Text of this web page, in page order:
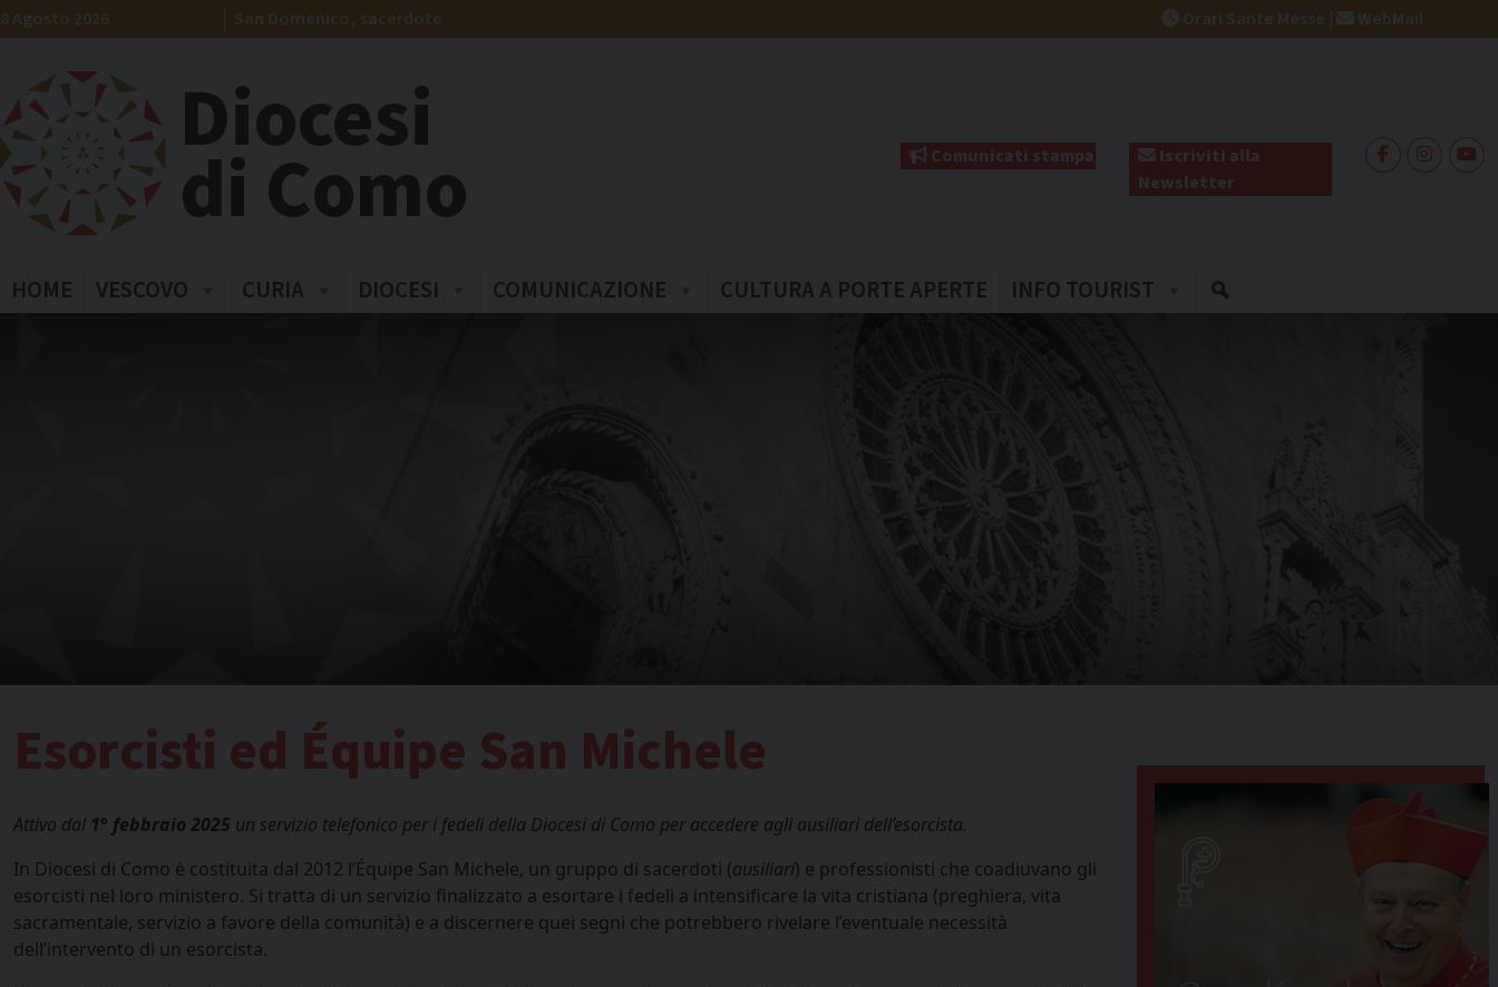
Skip
to
8 Agosto 2026 San Domenico, sacerdote Orari Sante Messe | WebMail
Diocesi
di Como Comunicati stampa
Iscriviti alla
Newsletter
HOME VESCOVO CURIA DIOCESI COMUNICAZIONE CULTURA A PORTE APERTE INFO TOURIST
Esorcisti ed Équipe San Michele
Attivo dal 1° febbraio 2025 un servizio telefonico per i fedeli della Diocesi di Como per accedere agli ausiliari dell’esorcista.
In Diocesi di Como è costituita dal 2012 l’Équipe San Michele, un gruppo di sacerdoti (ausiliari) e professionisti che coadiuvano gli
esorcisti nel loro ministero. Si tratta di un servizio finalizzato a esortare i fedeli a intensificare la vita cristiana (preghiera, vita
sacramentale, servizio a favore della comunità) e a discernere quei segni che potrebbero rivelare l’eventuale necessità
dell’intervento di un esorcista.